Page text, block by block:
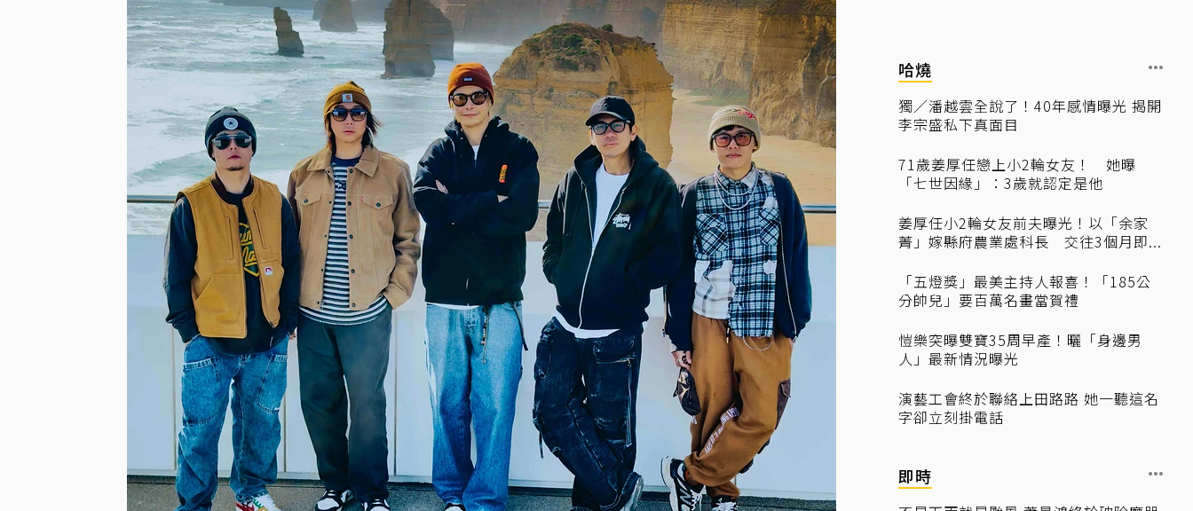
哈燒
獨／潘越雲全說了！40年感情曝光 揭開
李宗盛私下真面目
71歲姜厚任戀上小2輪女友！ 她曝
「七世因緣」：3歲就認定是他
姜厚任小2輪女友前夫曝光！以「余家
菁」嫁縣府農業處科長 交往3個月即...
「五燈獎」最美主持人報喜！「185公
分帥兒」要百萬名畫當賀禮
愷樂突曝雙寶35周早產！曬「身邊男
人」最新情況曝光
演藝工會終於聯絡上田路路 她一聽這名
字卻立刻掛電話
即時